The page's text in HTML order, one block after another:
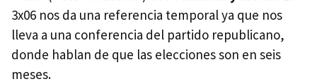
3x06 nos da una referencia temporal ya que nos
lleva a una conferencia del partido republicano,
donde hablan de que las elecciones son en seis
meses.